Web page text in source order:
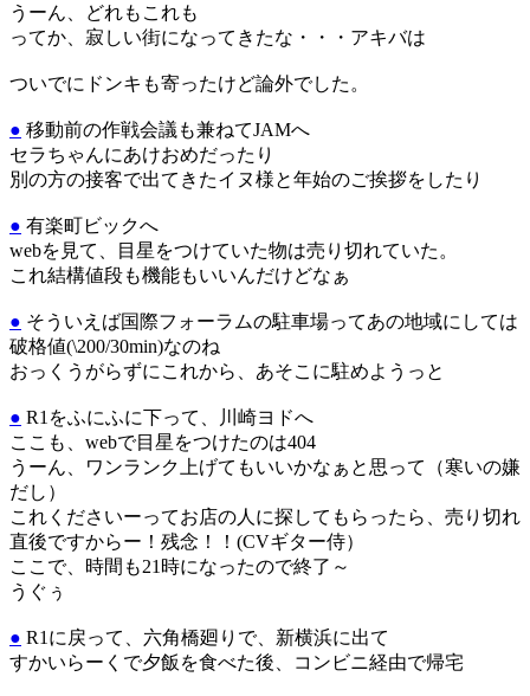
うーん、どれもこれも
ってか、寂しい街になってきたな・・・アキバは
ついでにドンキも寄ったけど論外でした。
● 移動前の作戦会議も兼ねてJAMへ
セラちゃんにあけおめだったり
別の方の接客で出てきたイヌ様と年始のご挨拶をしたり
● 有楽町ビックへ
webを見て、目星をつけていた物は売り切れていた。
これ結構値段も機能もいいんだけどなぁ
● そういえば国際フォーラムの駐車場ってあの地域にしては
破格値(\200/30min)なのね
おっくうがらずにこれから、あそこに駐めようっと
● R1をふにふに下って、川崎ヨドへ
ここも、webで目星をつけたのは404
うーん、ワンランク上げてもいいかなぁと思って（寒いの嫌
だし）
これくださいーってお店の人に探してもらったら、売り切れ
直後ですからー！残念！！(CVギター侍）
ここで、時間も21時になったので終了～
うぐぅ
● R1に戻って、六角橋廻りで、新横浜に出て
すかいらーくで夕飯を食べた後、コンビニ経由で帰宅